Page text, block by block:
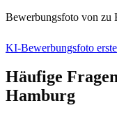
Bewerbungsfoto von zu
KI-Bewerbungsfoto
Häufige
Hamburg